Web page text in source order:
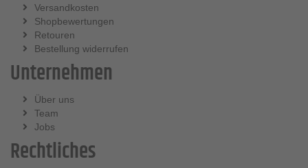
Versandkosten
Shopbewertungen
Retouren
Bestellung widerrufen
Unternehmen
Über uns
Team
Jobs
Rechtliches